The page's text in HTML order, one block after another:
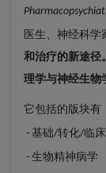
医生、神经科学
和治疗的新途径。
理学与神经生物
它包括的版块有
- 基础/转化/临
- 生物精神病学